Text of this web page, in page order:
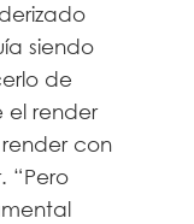
siendo
de
el render
con
“Pero